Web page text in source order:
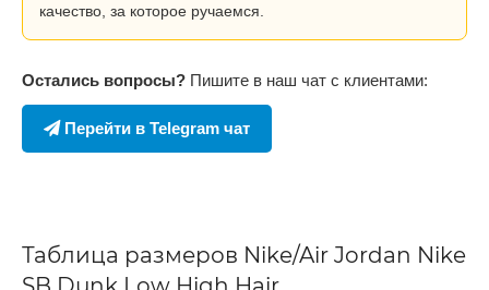
качество, за которое ручаемся.
Остались вопросы? Пишите в наш чат с клиентами:
Перейти в Telegram чат
Таблица размеров Nike/Air Jordan Nike